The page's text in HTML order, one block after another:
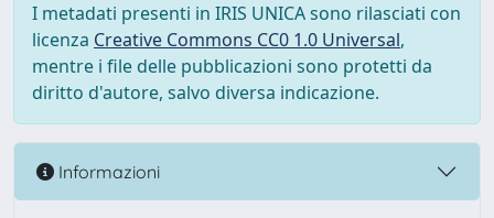
I metadati presenti in IRIS UNICA sono rilasciati con
licenza Creative Commons CC0 1.0 Universal,
mentre i file delle pubblicazioni sono protetti da
diritto d'autore, salvo diversa indicazione.
Informazioni